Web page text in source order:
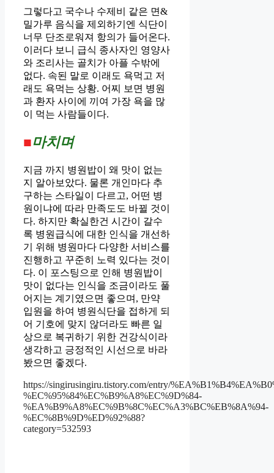
그렇다고 국수나 수제비 같은 면&
밀가루 음식을 제외하기엔 식단이
너무 단조로워져 항의가 들어온다.
이러다 보니 급식 종사자인 영양사
와 조리사는 골치가 아플 수밖에
없다. 속된 말로 이래도 욕먹고 저
래도 욕먹는 상황. 어찌 보면 병원
과 환자 사이에 끼여 가장 욕을 많
이 먹는 사람들이다.
■마치며
지금 까지 병원밥이 왜 맛이 없는
지 알아보았다. 물론 개인마다 추
구하는 스타일이 다르고, 어떤 병
원이냐에 따라 만족도도 바뀔 것이
다. 하지만 확실한건 시간이 갈수
록 병원급식에 대한 인식을 개선하
기 위해 병원마다 다양한 서비스를
진행하고 꾸준히 노력 있다는 것이
다. 이 포스팅으로 인해 병원밥이
맛이 없다는 인식을 조금이라도 풀
어지는 계기였으면 좋으며, 만약
입원을 하여 병원식단을 접하게 되
어 기호에 맞지 않더라도 빠른 일
상으로 복귀하기 위한 건강식이라
생각하고 긍정적인 시선으로 바라
봤으면 좋겠다.
https://singirusingiru.tistory.com/entry/
%EC%95%84%EC%B9%A8%EC%9D%84-
%EA%B9%A8%EC%9B%8C%EC%A3%BC%EB%8A%94-
%EC%8B%9D%ED%92%88?
category=532593